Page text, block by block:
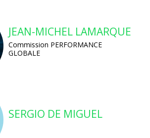
JEAN-MICHEL LAMARQUE
Commission PERFORMANCE
GLOBALE
SERGIO DE MIGUEL